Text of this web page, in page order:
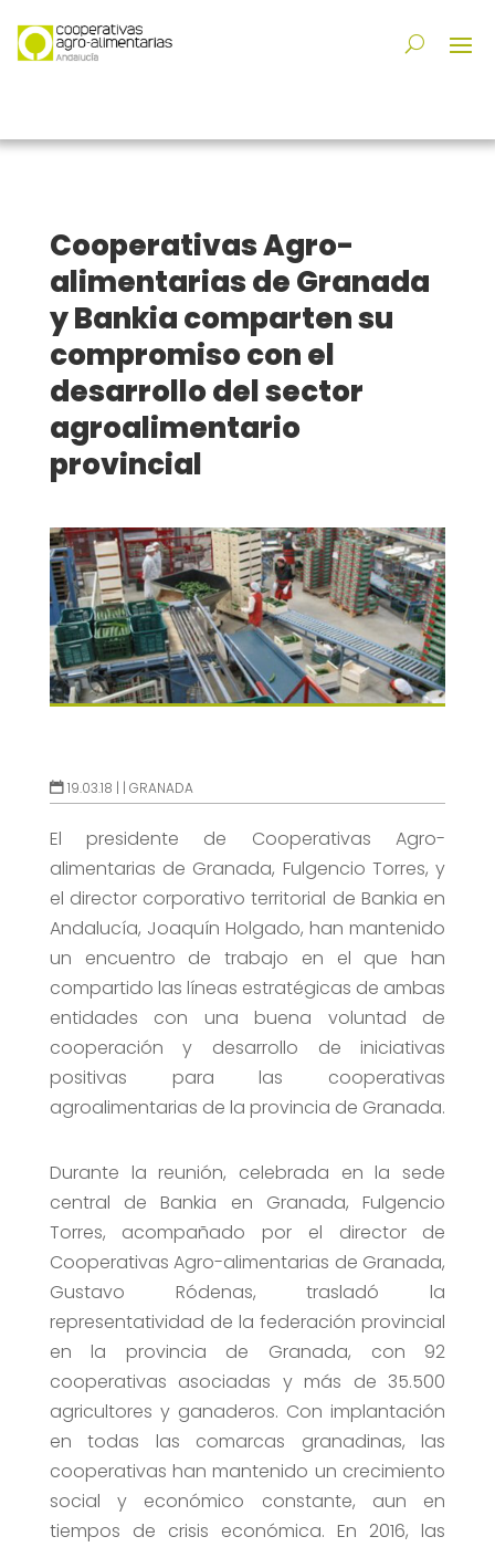
Cooperativas Agro-
alimentarias de Granada
y Bankia comparten su
compromiso con el
desarrollo del sector
agroalimentario
provincial
19.03.18 | | GRANADA
El presidente de Cooperativas Agro-
alimentarias de Granada, Fulgencio Torres, y
el director corporativo territorial de Bankia en
Andalucía, Joaquín Holgado, han mantenido
un encuentro de trabajo en el que han
compartido las líneas estratégicas de ambas
entidades con una buena voluntad de
cooperación y desarrollo de iniciativas
positivas para las cooperativas
agroalimentarias de la provincia de Granada.
Durante la reunión, celebrada en la sede
central de Bankia en Granada, Fulgencio
Torres, acompañado por el director de
Cooperativas Agro-alimentarias de Granada,
Gustavo Ródenas, trasladó la
representatividad de la federación provincial
en la provincia de Granada, con 92
cooperativas asociadas y más de 35.500
agricultores y ganaderos. Con implantación
en todas las comarcas granadinas, las
cooperativas han mantenido un crecimiento
social y económico constante, aun en
tiempos de crisis económica. En 2016, las